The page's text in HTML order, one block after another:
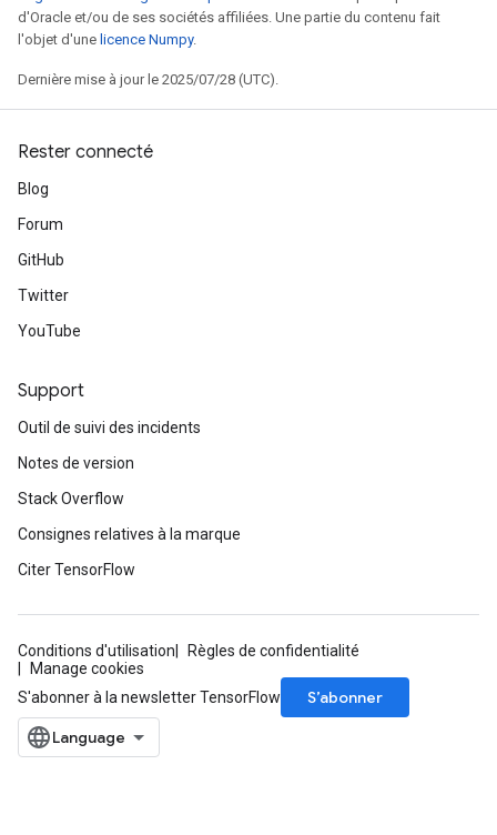
d'Oracle et/ou de ses sociétés affiliées. Une partie du contenu fait
l'objet d'une licence Numpy.
Dernière mise à jour le 2025/07/28 (UTC).
Rester connecté
Blog
Forum
GitHub
Twitter
YouTube
Support
Outil de suivi des incidents
Notes de version
Stack Overflow
Consignes relatives à la marque
Citer TensorFlow
Conditions d'utilisation
Règles de confidentialité
Manage cookies
S'abonner à la newsletter TensorFlow
S’abonner